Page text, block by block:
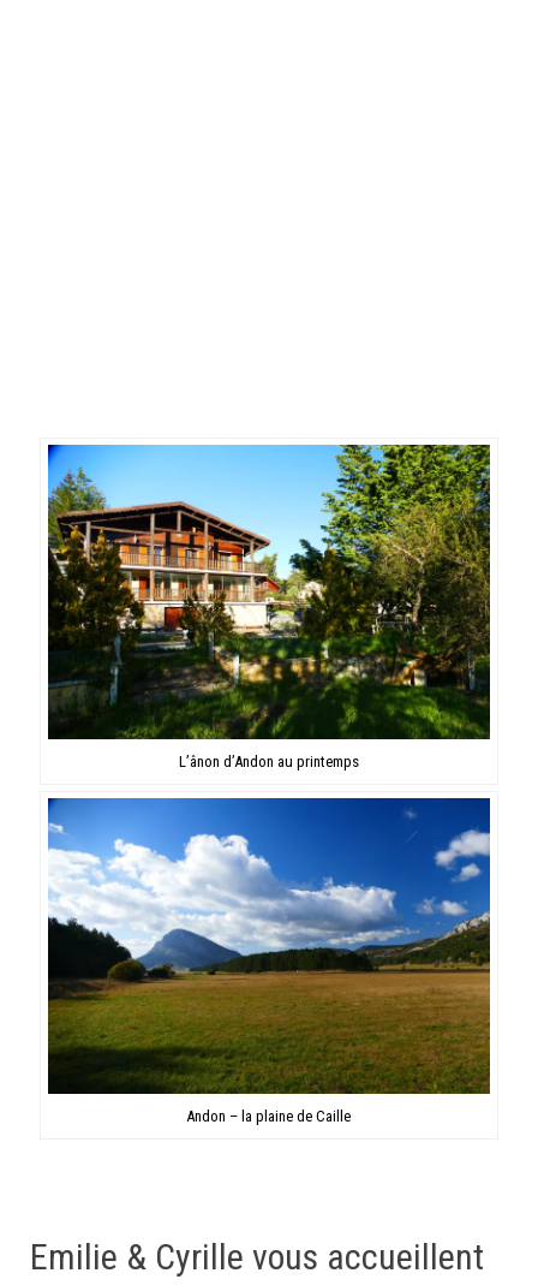
L’ânon d’Andon au printemps
Andon – la plaine de Caille
Emilie & Cyrille vous accueillent